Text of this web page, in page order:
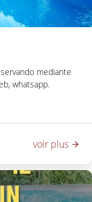
mediante
whatsapp.
voir plus